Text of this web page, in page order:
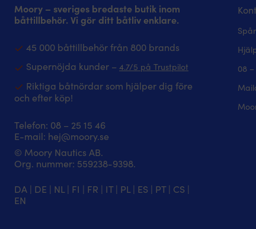
Moory – sveriges bredaste butik inom
båttillbehör. Vi gör ditt båtliv enklare.
45 000 båttillbehör från 800 brands
Supernöjda kunder – 4.7/5 på Trustpilot
Riktiga båtnördar som hjälper dig före
och efter köp!
Telefon: 08 – 25 15 46
E-mail: hej@moory.se
© Moory Nautics AB.
Org. nummer: 5‍59238-9398.
DA | DE | NL | FI | FR | IT| PL | ES | PT| CS |
EN
08